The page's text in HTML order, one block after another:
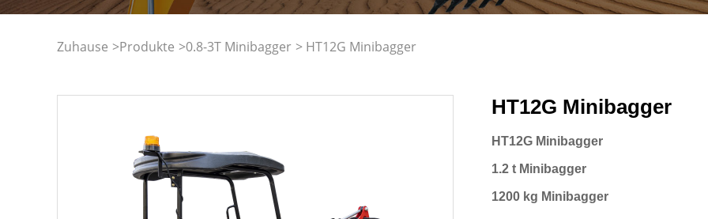
Zuhause >Produkte >0.8-3T Minibagger > HT12G Minibagger
HT12G Minibagger
HT12G Minibagger
1.2 t Minibagger
1200 kg Minibagger